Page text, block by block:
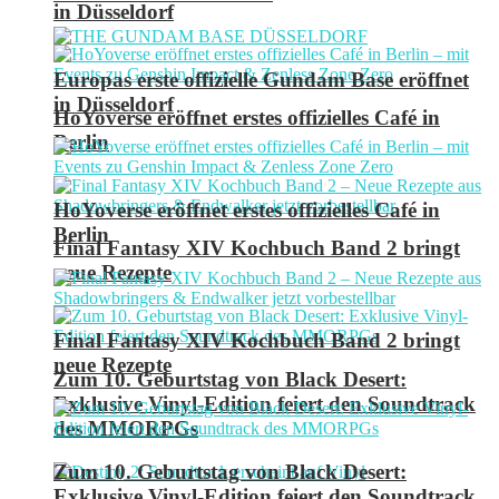
in Düsseldorf
HoYoverse eröffnet erstes offizielles Café in
Berlin
Final Fantasy XIV Kochbuch Band 2 bringt
neue Rezepte
Zum 10. Geburtstag von Black Desert:
Exklusive Vinyl-Edition feiert den Soundtrack
des MMORPGs
Europas erste offizielle Gundam Base eröffnet
in Düsseldorf
HoYoverse eröffnet erstes offizielles Café in
Berlin
Final Fantasy XIV Kochbuch Band 2 bringt
neue Rezepte
Zum 10. Geburtstag von Black Desert: